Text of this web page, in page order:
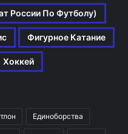
России По Футболу)
Фигурное Катание
Хоккей
Единоборства